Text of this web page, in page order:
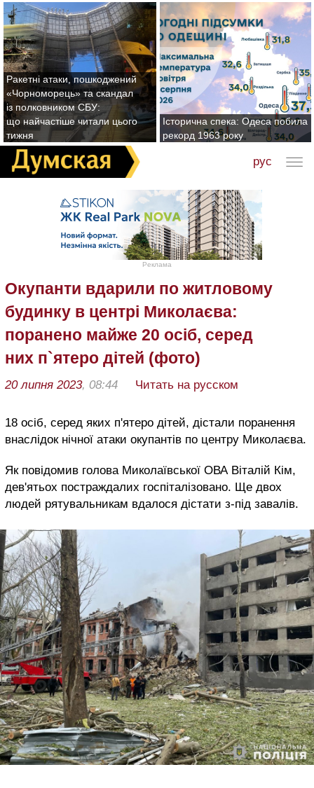
Ракетні атаки, пошкоджений
«Чорноморець» та скандал
із полковником СБУ:
що найчастіше читали цього
тижня
Історична спека: Одеса побила
рекорд 1963 року
рус
Реклама
Окупанти вдарили по житловому
будинку в центрі Миколаєва:
поранено майже 20 осіб, серед
них п`ятеро дітей (фото)
20 липня 2023, 08:44 Читать на русском
18 осіб, серед яких п'ятеро дітей, дістали поранення
внаслідок нічної атаки окупантів по центру Миколаєва.
Як повідомив голова Миколаївської ОВА Віталій Кім,
дев'ятьох постраждалих госпіталізовано. Ще двох
людей рятувальникам вдалося дістати з-під завалів.